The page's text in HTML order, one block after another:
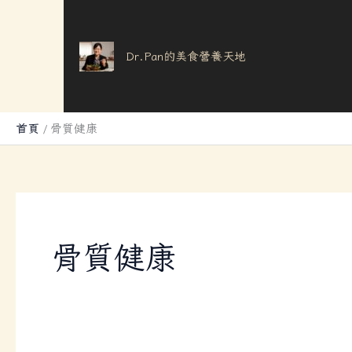
容
Dr.Pan的美食營養天地
首頁 骨質健康
骨質健康